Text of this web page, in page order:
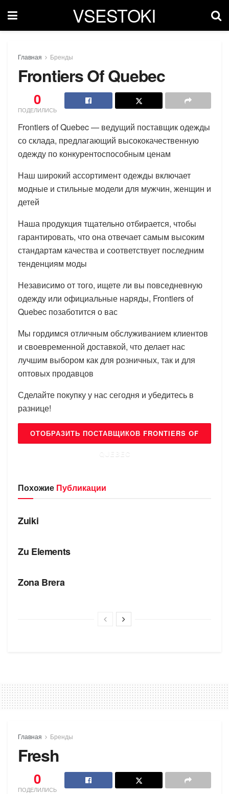
VSESTOKI
Главная Бренды
Frontiers Of Quebec
0
ПОДЕЛИЛИСЬ
Frontiers of Quebec — ведущий поставщик одежды
со склада, предлагающий высококачественную
одежду по конкурентоспособным ценам
Наш широкий ассортимент одежды включает
модные и стильные модели для мужчин, женщин и
детей
Наша продукция тщательно отбирается, чтобы
гарантировать, что она отвечает самым высоким
стандартам качества и соответствует последним
тенденциям моды
Независимо от того, ищете ли вы повседневную
одежду или официальные наряды, Frontiers of
Quebec позаботится о вас
Мы гордимся отличным обслуживанием клиентов
и своевременной доставкой, что делает нас
лучшим выбором как для розничных, так и для
оптовых продавцов
Сделайте покупку у нас сегодня и убедитесь в
разнице!
ОТОБРАЗИТЬ ПОСТАВЩИКОВ FRONTIERS OF
QUEBEC
Похожие Публикации
БРЕНДЫ
Zuiki
Zu Elements
Zona Brera
Главная Бренды
Fresh
0
ПОДЕЛИЛИСЬ